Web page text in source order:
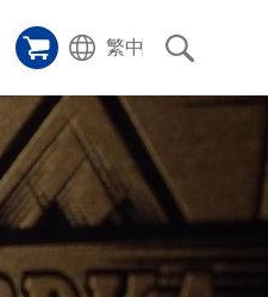
繁中